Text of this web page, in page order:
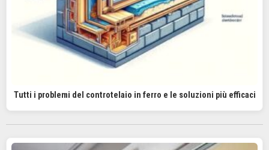
Tutti i problemi del controtelaio in ferro e le soluzioni più efficaci